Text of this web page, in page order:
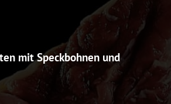
mit Speckbohnen und